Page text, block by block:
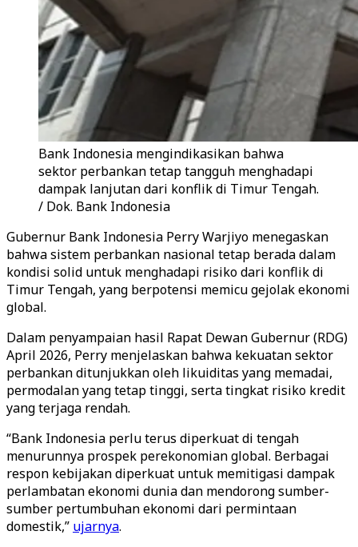
Bank Indonesia mengindikasikan bahwa
sektor perbankan tetap tangguh menghadapi
dampak lanjutan dari konflik di Timur Tengah.
/ Dok. Bank Indonesia
Gubernur Bank Indonesia Perry Warjiyo menegaskan
bahwa sistem perbankan nasional tetap berada dalam
kondisi solid untuk menghadapi risiko dari konflik di
Timur Tengah, yang berpotensi memicu gejolak ekonomi
global.
Dalam penyampaian hasil Rapat Dewan Gubernur (RDG)
April 2026, Perry menjelaskan bahwa kekuatan sektor
perbankan ditunjukkan oleh likuiditas yang memadai,
permodalan yang tetap tinggi, serta tingkat risiko kredit
yang terjaga rendah.
“Bank Indonesia perlu terus diperkuat di tengah
menurunnya prospek perekonomian global. Berbagai
respon kebijakan diperkuat untuk memitigasi dampak
perlambatan ekonomi dunia dan mendorong sumber-
sumber pertumbuhan ekonomi dari permintaan
domestik,” ujarnya.